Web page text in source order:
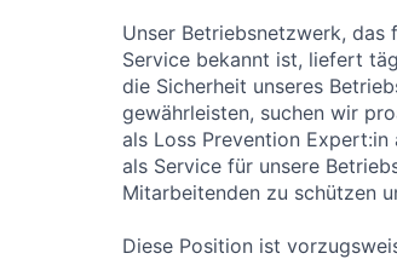
Unser Betriebsnetzwerk, das
Service bekannt ist, liefert
die Sicherheit unseres
gewährleisten, suchen wir
als Loss Prevention Expert:in
als Service für unsere
Mitarbeitenden zu schützen
Diese Position ist